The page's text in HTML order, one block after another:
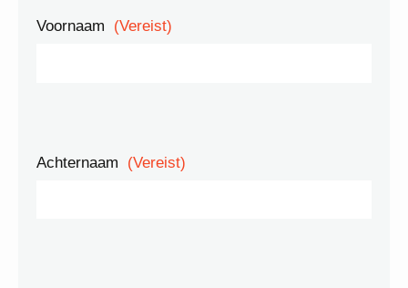
Voornaam (Vereist)
Achternaam (Vereist)